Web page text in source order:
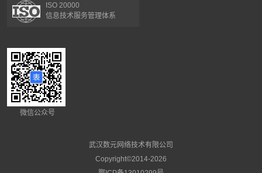
ISO 20000
信息技术服务管理体系
微信公众号
武汉数元网络技术有限公司
Copyright©2014-2026